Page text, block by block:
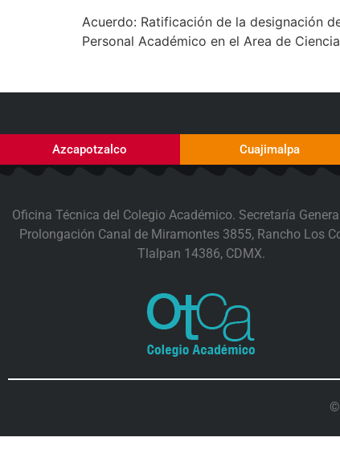
Acuerdo: Ratificación de la designación
Personal Académico en el Area de
Azcapotzalco Cuajimalpa
Oficina Técnica del Colegio Académico. Secretaría
Prolongación Canal de Miramontes 3855, Rancho Los
Tlalpan 14386, CDMX.
©